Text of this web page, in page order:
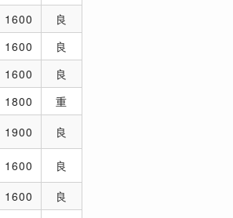
1600
良
1600
良
1600
良
1800
重
1900 良
1600
良
1600
良